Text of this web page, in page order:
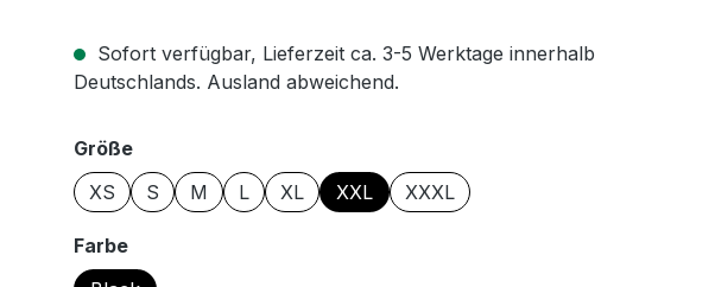
Sofort verfügbar, Lieferzeit ca. 3-5 Werktage innerhalb
Deutschlands. Ausland abweichend.
Größeauswählen
XS
S M L XL XXL XXXL
Farbeauswählen